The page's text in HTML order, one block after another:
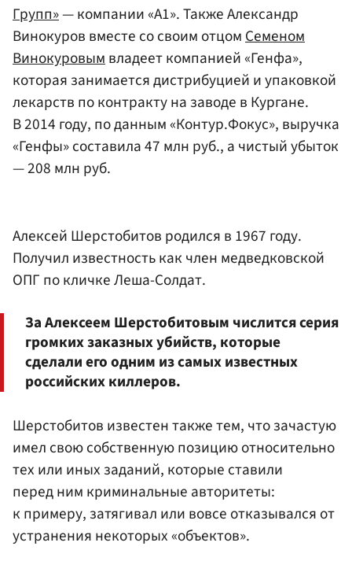
Групп»— компании «А1». Также Александр
Винокуров вместе со своим отцомСеменом
Винокуровымвладеет компанией «Генфа»,
которая занимается дистрибуцией и упаковкой
лекарств по контракту на заводе в Кургане.
В 2014 году, по данным «Контур.Фокус», выручка
«Генфы» составила 47 млн руб., а чистый убыток
— 208 млн руб.
Алексей Шерстобитов родился в 1967 году.
Получил известность как член медведковской
ОПГ по кличке Леша-Солдат.
За Алексеем Шерстобитовым числится серия
громких заказных убийств, которые
сделали его одним из самых известных
российских киллеров.
Шерстобитов известен также тем, что зачастую
имел свою собственную позицию относительно
тех или иных заданий, которые ставили
перед ним криминальные авторитеты:
к примеру, затягивал или вовсе отказывался от
устранения некоторых «объектов».